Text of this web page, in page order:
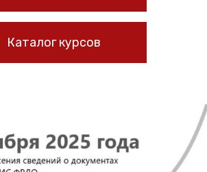
Каталог курсов